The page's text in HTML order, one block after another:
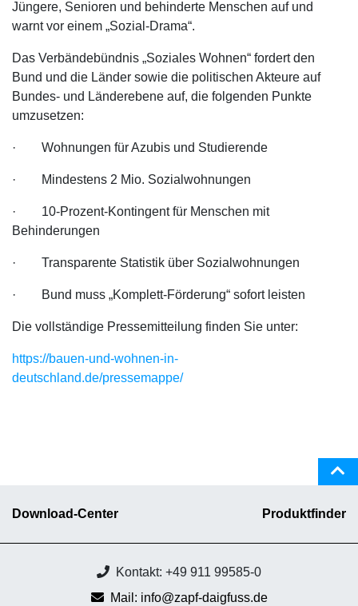
Jüngere, Senioren und behinderte Menschen auf und
warnt vor einem „Sozial-Drama“.
Das Verbändebündnis „Soziales Wohnen“ fordert den
Bund und die Länder sowie die politischen Akteure auf
Bundes- und Länderebene auf, die folgenden Punkte
umzusetzen:
· Wohnungen für Azubis und Studierende
· Mindestens 2 Mio. Sozialwohnungen
· 10-Prozent-Kontingent für Menschen mit
Behinderungen
· Transparente Statistik über Sozialwohnungen
· Bund muss „Komplett-Förderung“ sofort leisten
Die vollständige Pressemitteilung finden Sie unter:
https://bauen-und-wohnen-in-
deutschland.de/pressemappe/
Download-Center Produktfinder
Kontakt: +49 911 99585-0
Mail: info@zapf-daigfuss.de